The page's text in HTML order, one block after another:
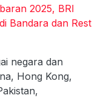
2025, BRI
Bandara dan Rest
negara dan
Hong Kong,